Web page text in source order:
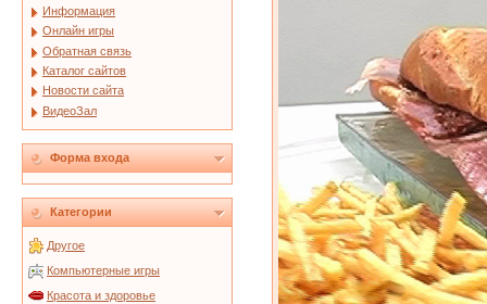
Информация
Онлайн игры
Обратная связь
Каталог сайтов
Новости сайта
ВидеоЗал
Форма входа
Категории
Другое
Компьютерные игры
Красота и здоровье